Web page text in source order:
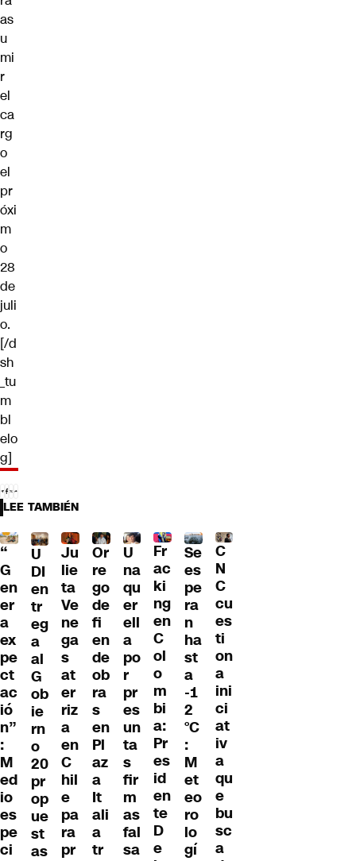
as
u
mi
r
el
ca
rg
o
el
pr
óxi
m
o
28
de
juli
o.
[/d
sh
_tu
m
bl
elo
g]
LEE TAMBIÉN
“
G
en
er
a
ex
pe
ct
ac
ió
n”
:
M
ed
io
es
pe
ci
U
DI
en
tr
eg
a
al
G
ob
ie
rn
o
20
pr
op
ue
st
as
Ju
lie
ta
Ve
ne
ga
s
at
er
riz
a
en
C
hil
e
pa
ra
pr
Or
re
go
de
fi
en
de
ob
ra
s
en
Pl
az
a
It
ali
a
tr
U
na
qu
er
ell
a
po
r
pr
es
un
ta
s
fir
m
as
fal
sa
Fr
ac
ki
ng
en
C
ol
o
m
bi
a:
Pr
es
id
en
te
D
e
Se
es
pe
ra
n
ha
st
a
-1
2
°C
:
M
et
eo
ro
lo
gí
C
N
C
cu
es
ti
on
a
ini
ci
at
iv
a
qu
e
bu
sc
a